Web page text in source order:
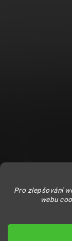
Pro zlepšování
webu